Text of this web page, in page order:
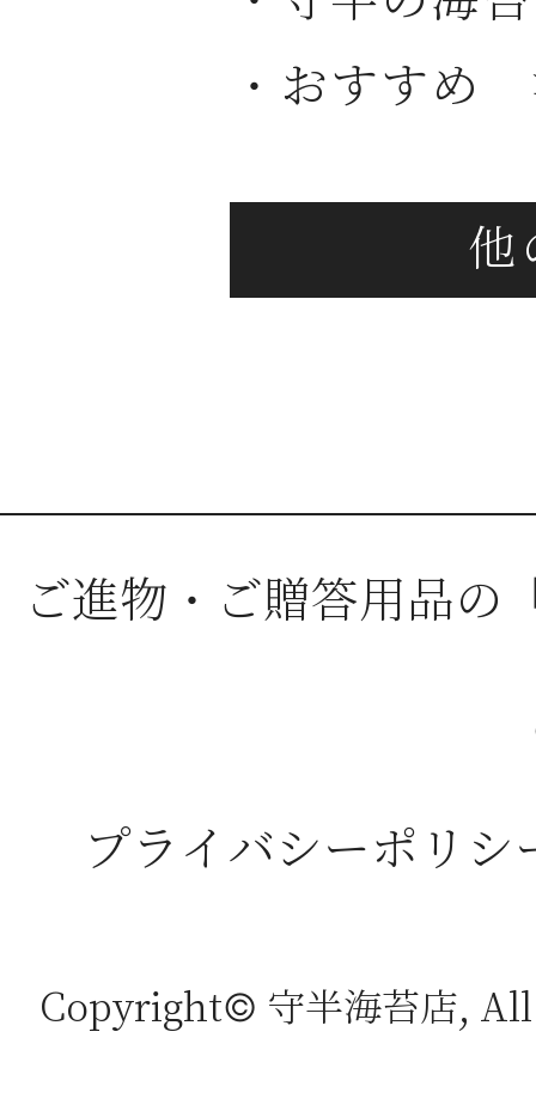
・おすすめ
ご進物・ご贈答用品の
プライバシーポリシ
Copyright© 守半海苔店,